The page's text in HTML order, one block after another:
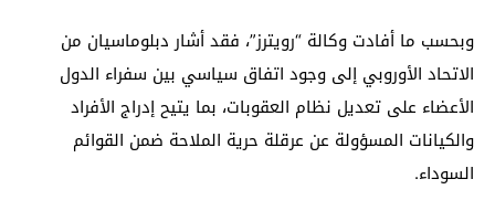
وبحسب ما أفادت وكالة “رويترز”، فقد أشار دبلوماسيان من
الاتحاد الأوروبي إلى وجود اتفاق سياسي بين سفراء الدول
الأعضاء على تعديل نظام العقوبات، بما يتيح إدراج الأفراد
والكيانات المسؤولة عن عرقلة حرية الملاحة ضمن القوائم
السوداء.